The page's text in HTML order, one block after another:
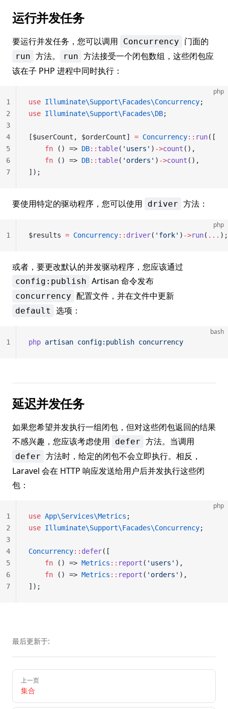
运行并发任务
要运行并发任务，您可以调用 Concurrency 门面的
run 方法。 run 方法接受一个闭包数组，这些闭包应
该在子 PHP 进程中同时执行：
php
use Illuminate\Support\Facades\Concurrency;
use Illuminate\Support\Facades\DB;
[$userCount, $orderCount] = Concurrency:: run([
    fn
() => DB:: table( 'users' ) ->count (),
    fn
() => DB:: table( 'orders' ) ->count (),
]);
1
2
3
4
5
6
7
要使用特定的驱动程序，您可以使用 driver 方法：
php
$results = Concurrency:: driver( 'fork' ) ->run( ... );
1
或者，要更改默认的并发驱动程序，您应该通过
config:publish Artisan 命令发布
concurrency 配置文件，并在文件中更新
default 选项：
bash
php artisan config:publish concurrency
1
延迟并发任务
如果您希望并发执行一组闭包，但对这些闭包返回的结果
不感兴趣，您应该考虑使用
defer 方法。当调用
defer 方法时，给定的闭包不会立即执行。相反，
Laravel 会在 HTTP 响应发送给用户后并发执行这些闭
包：
php
use App\Services\Metrics ;
use Illuminate\Support\Facades\Concurrency;
Concurrency:: defer([
    fn
() => Metrics :: report ( 'users' ),
    fn
() => Metrics :: report ( 'orders' ),
]);
1
2
3
4
5
6
7
最后更新于:
Pager
上一页
集合